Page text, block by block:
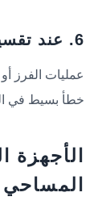
6. عند تقسيم أو دمج الأراضي
عمليات الفرز
خطأ بسيط في
المساحي